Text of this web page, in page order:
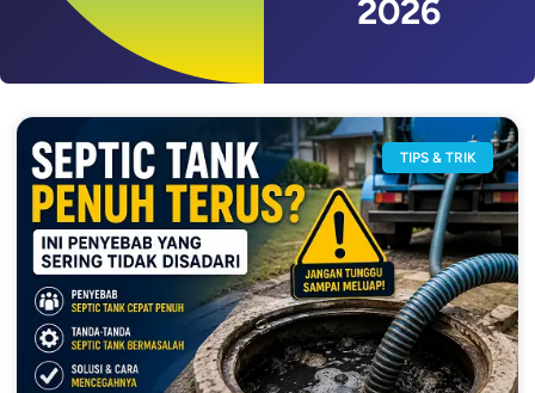
2026
TIPS & TRIK